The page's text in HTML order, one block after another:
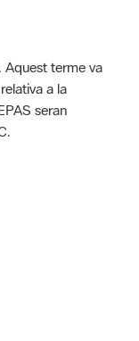
Aquest terme va
a la
seran
es de 0 estrellas de